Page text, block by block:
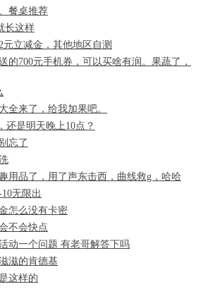
餐桌推荐
长这样
立减金，其他地区自测
的700元手机券，可以买啥有润。果蔬了，
全来了，给我加果吧。
还是明天晚上10点？
忘了
用品了，用了声东击西，曲线救g，哈哈
无限出
怎么没有卡密
不会快点
动一个问题 有老哥解答下吗
滋的肯德基
这样的